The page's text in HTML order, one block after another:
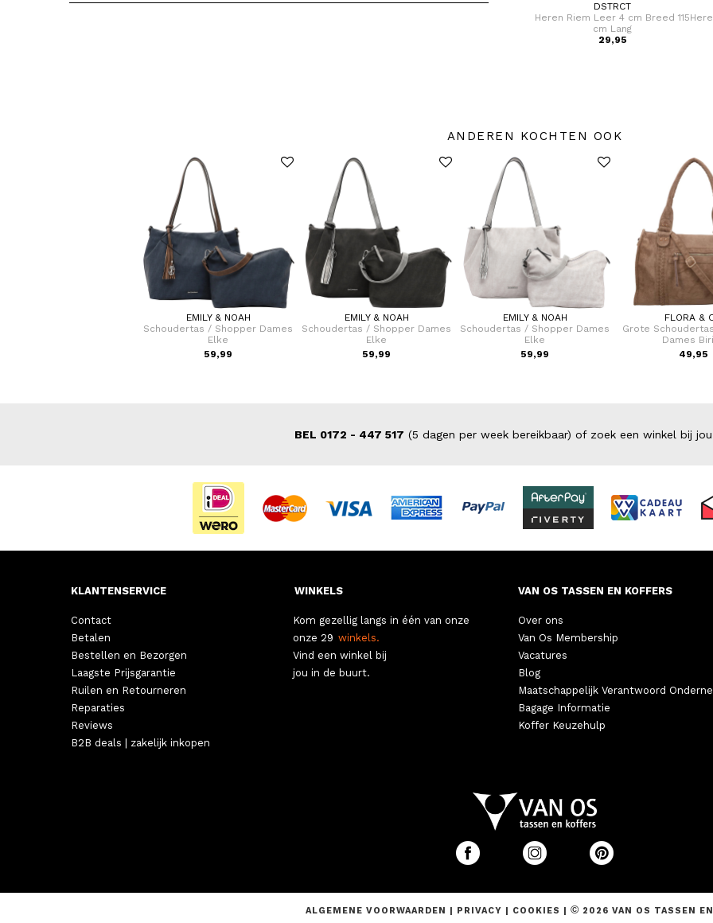
DSTRCT
DSTRCT
DSTRCT
DSTRCT
Heren Riem Leer 4 cm Breed 115
cm Lang
29,95
ANDEREN KOCHTEN OOK
EMILY & NOAH
Schoudertas / Shopper Dames
Elke
59,99
EMILY & NOAH
Schoudertas / Shopper Dames
Elke
59,99
EMILY & NOAH
Schoudertas / Shopper Dames
Elke
59,99
FLORA &
Grote
Dames
49,95
BEL 0172 - 447 517 (5 dagen per week bereikbaar) of zoek een winkel bij
KLANTENSERVICE
Contact
Betalen
Bestellen en Bezorgen
Laagste Prijsgarantie
Ruilen en Retourneren
Reparaties
Reviews
B2B deals | zakelijk inkopen
WINKELS
Kom gezellig langs in één van onze
onze 29 winkels.
Vind een winkel bij
jou in de buurt.
VAN OS TASSEN EN KOFFERS
Over ons
Van Os Membership
Vacatures
Blog
Maatschappelijk Verantwoord
Bagage Informatie
Koffer Keuzehulp
ALGEMENE VOORWAARDEN | PRIVACY | COOKIES | © 2026 VAN OS TASSEN